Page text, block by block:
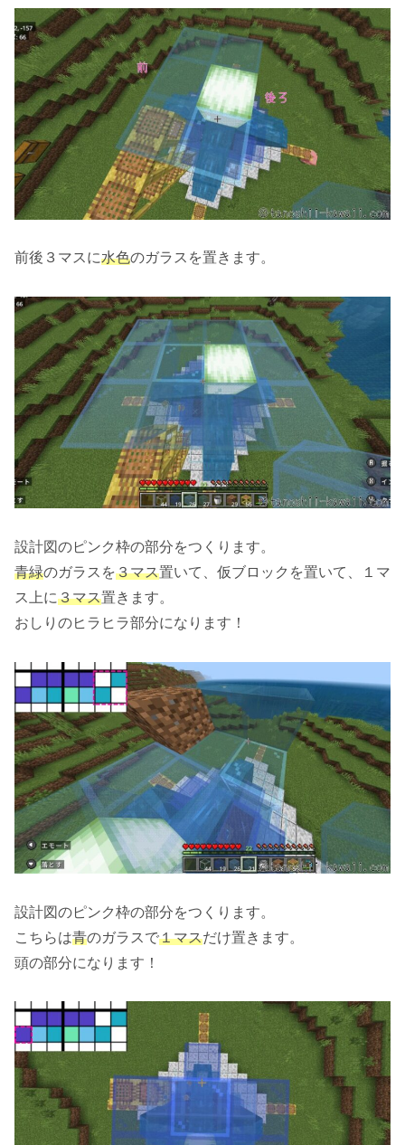
前後３マスに水色のガラスを置きます。
設計図のピンク枠の部分をつくります。
青緑のガラスを３マス置いて、仮ブロックを置いて、１マ
ス上に３マス置きます。
おしりのヒラヒラ部分になります！
設計図のピンク枠の部分をつくります。
こちらは青のガラスで１マスだけ置きます。
頭の部分になります！